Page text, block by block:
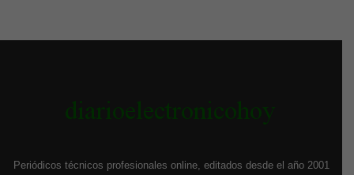
Periódicos técnicos profesionales online, editados desde el año 2001